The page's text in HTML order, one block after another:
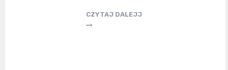
CZYTAJ DALEJJ